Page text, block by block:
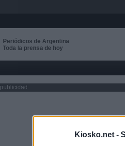
Kiosko.net -
Periódicos de Argentina
Toda la prensa de hoy
publicidad